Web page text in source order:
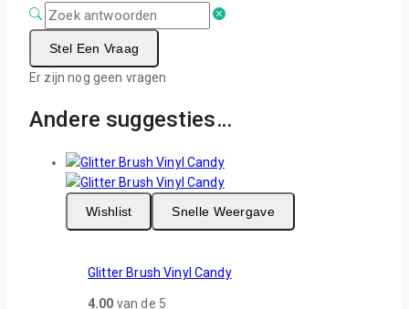
Stel Een Vraag
Er zijn nog geen vragen
Andere suggesties…
Wishlist Snelle Weergave
Glitter Brush Vinyl Candy
4.00 van de 5